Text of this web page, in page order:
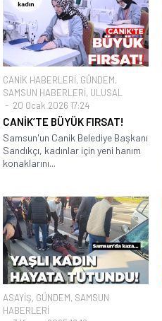
CANİK HABERLERİ, GÜNDEM,
SAMSUN HABERLERİ, ULUSAL
20 Ocak 2026 17:24
CANİK’TE BÜYÜK FIRSAT!
Samsun'un Canik Belediye Başkanı
Sandıkçı, kadınlar için yeni hanım
konaklarını...
ASAYİŞ, GÜNDEM, SAMSUN
HABERLERİ